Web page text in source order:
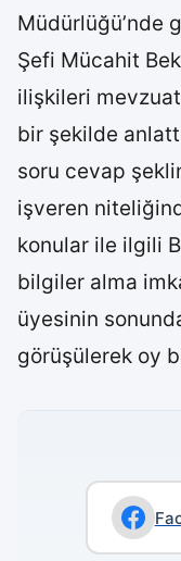
Müdürlüğü’nde
Şefi Mücahit
ilişkileri
bir şekilde
soru cevap
işveren
konular ile ilgili
bilgiler alma
üyesinin
görüşülerek oy